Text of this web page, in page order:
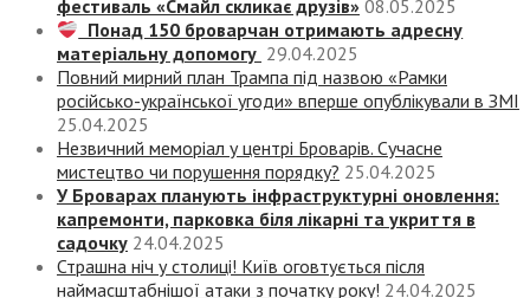
фестиваль «Смайл скликає друзів» 08.05.2025
Понад 150 броварчан отримають адресну
матеріальну допомогу 29.04.2025
Повний мирний план Трампа під назвою «‎Рамки
російсько-української угоди» вперше опублікували в ЗМІ
25.04.2025
Незвичний меморіал у центрі Броварів. Сучасне
мистецтво чи порушення порядку? 25.04.2025
У Броварах планують інфраструктурні оновлення:
капремонти, парковка біля лікарні та укриття в
садочку 24.04.2025
Страшна ніч у столиці! Київ оговтується після
наймасштабнішої атаки з початку року! 24.04.2025